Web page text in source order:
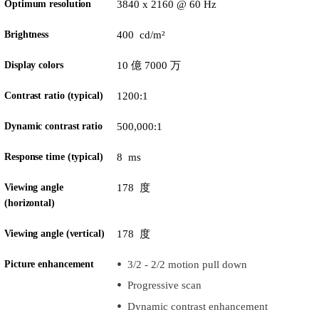
Optimum resolution 3840 x 2160 @ 60 Hz
Brightness 400 cd/m²
Display colors 10 億 7000 万
Contrast ratio (typical) 1200:1
Dynamic contrast ratio 500,000:1
Response time (typical) 8 ms
Viewing angle
(horizontal)
178 度
Viewing angle (vertical) 178 度
Picture enhancement
3/2 - 2/2 motion pull down
Progressive scan
Dynamic contrast enhancement